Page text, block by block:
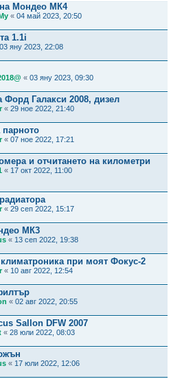
Мондео МК4
« 04 май 2023, 20:50
1.1i
03 яну 2023, 22:08
« 03 яну 2023, 09:30
Галакси 2008, дизел
« 29 ное 2022, 21:40
парното
« 07 ное 2022, 17:21
и отчитането на километри
« 17 окт 2022, 11:00
« 29 сеп 2022, 15:17
МК3
« 13 сеп 2022, 19:38
при моят Фокус-2
« 10 авг 2022, 12:54
« 02 авг 2022, 20:55
Sallon DFW 2007
« 28 юли 2022, 08:03
« 17 юли 2022, 12:06